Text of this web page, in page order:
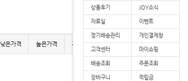
낮은가격 높은가격 제조사 인기상품 사용후기
상품후기 JOY소식
자료실 이벤트
정기배송관리 개인결제창
고객센터 마이쇼핑
배송조회 주문조회
장바구니 적립금